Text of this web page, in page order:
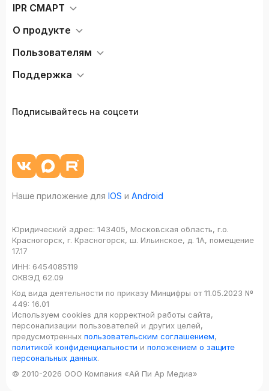
IPR СМАРТ
О продукте
Пользователям
Поддержка
Подписывайтесь на соцсети
Наше приложение для IOS и Android
Юридический адрес: 143405, Московская область, г.о.
Красногорск, г. Красногорск, ш. Ильинское, д. 1А, помещение
17.17
ИНН: 6454085119
ОКВЭД 62.09
Код вида деятельности по приказу Минцифры от 11.05.2023 №
449: 16.01
Используем cookies для корректной работы сайта,
персонализации пользователей и других целей,
предусмотренных пользовательским соглашением,
политикой конфиденциальности и положением о защите
персональных данных.
© 2010-2026 ООО Компания «Ай Пи Ар Медиа»